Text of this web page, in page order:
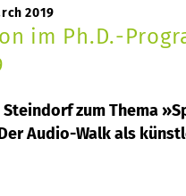
2019
im Ph.D.-
Steindorf zum Thema
Audio-Walk als